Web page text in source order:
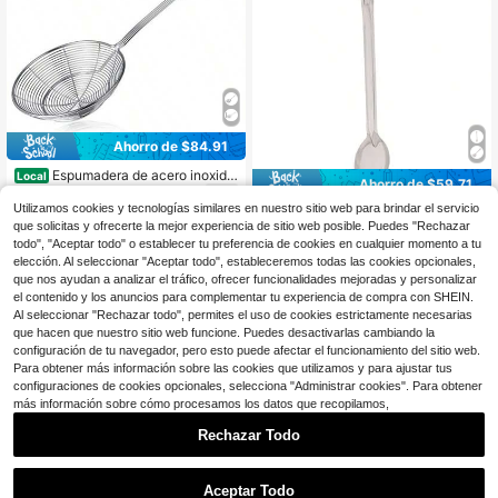
Ahorro de $84.91
Local Espumadera de acero inoxida
ble estilo asiático, cuchara de freír
con mango para freidora, pasta, esp
agueti y fideos de 5.5 pulgadas
$33
-72%
Free Shipping
Ahorro de $59.71
Local Cuchara de baste de acero in
oxidable sólida de 15" (38 cm) y 1.2
mm de grosor
$23.22 -72%
Free Shipping
1
Utilizamos cookies y tecnologías similares en nuestro sitio web para brindar el servicio
que solicitas y ofrecerte la mejor experiencia de sitio web posible. Puedes "Rechazar
todo", "Aceptar todo" o establecer tu preferencia de cookies en cualquier momento a tu
elección. Al seleccionar "Aceptar todo", estableceremos todas las cookies opcionales,
que nos ayudan a analizar el tráfico, ofrecer funcionalidades mejoradas y personalizar
el contenido y los anuncios para complementar tu experiencia de compra con SHEIN.
Al seleccionar "Rechazar todo", permites el uso de cookies estrictamente necesarias
que hacen que nuestro sitio web funcione. Puedes desactivarlas cambiando la
configuración de tu navegador, pero esto puede afectar el funcionamiento del sitio web.
Para obtener más información sobre las cookies que utilizamos y para ajustar tus
configuraciones de cookies opcionales, selecciona "Administrar cookies". Para obtener
más información sobre cómo procesamos los datos que recopilamos,
Rechazar Todo
Aceptar Todo